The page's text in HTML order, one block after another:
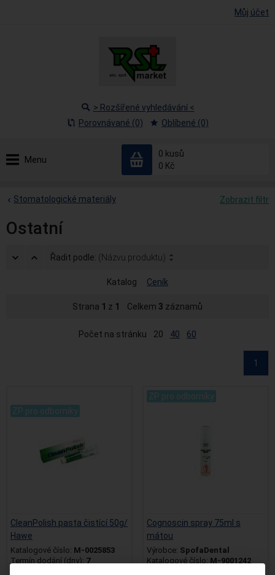
Můj účet
Menu
0 kusů
0 Kč
> Rozšířené vyhledávání <
Porovnávané (0)
Oblíbené (0)
Zobrazit filtr
Stomatologické materiály
Ostatní
Řadit podle: (Názvu produktu)
Katalog Ceník
Strana 1 z 1 Celkem 3 záznamů
Počet na stránku 20 40 60
1
ZP pro odborníky
CleanPolish pasta čistící 50g/
Hawe
Katalogové číslo: M-0025853
Termín dodání (dny): 7
ZP pro odborníky
Cognoscin spray 75ml s
mátou
Výrobce: SpofaDental
Katalogové číslo: M-9001242